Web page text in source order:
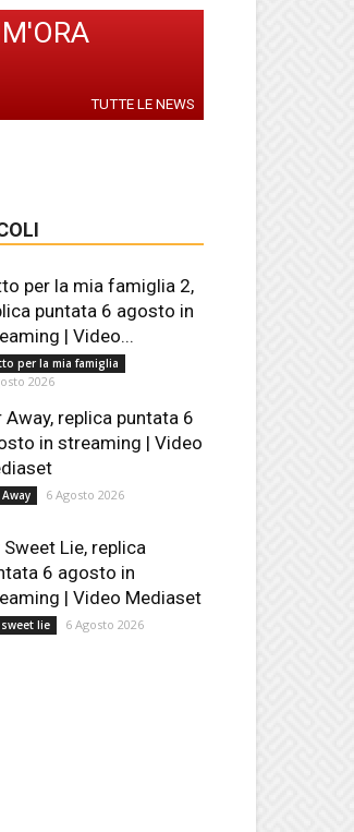
TUTTE LE NEWS
per la mia famiglia 2,
puntata 6 agosto in
| Video...
per la mia famiglia
2026
Away, replica puntata 6
in streaming | Video
Away 6 Agosto 2026
Sweet Lie, replica
6 agosto in
| Video Mediaset
lie 6 Agosto 2026